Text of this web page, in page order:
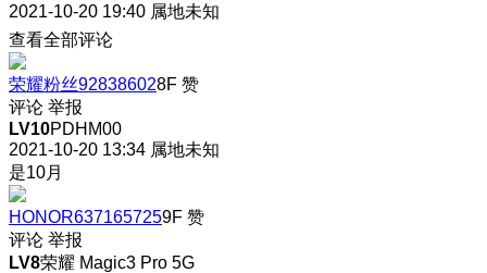
2021-10-20 19:40 属地未知
查看全部评论
荣耀粉丝928386028F 赞
评论 举报
LV10PDHM00
2021-10-20 13:34 属地未知
是10月
HONOR6371657259F 赞
评论 举报
LV8荣耀 Magic3 Pro 5G